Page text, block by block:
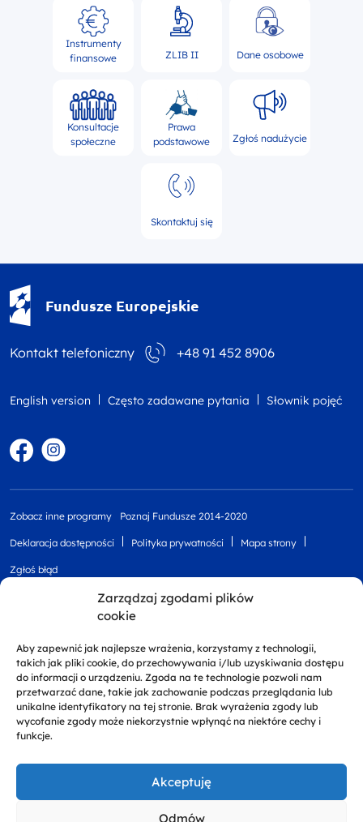
Zarządzaj zgodami plików
cookie
Aby zapewnić jak najlepsze wrażenia, korzystamy z technologii,
takich jak pliki cookie, do przechowywania i/lub uzyskiwania dostępu
do informacji o urządzeniu. Zgoda na te technologie pozwoli nam
przetwarzać dane, takie jak zachowanie podczas przeglądania lub
unikalne identyfikatory na tej stronie. Brak wyrażenia zgody lub
wycofanie zgody może niekorzystnie wpłynąć na niektóre cechy i
funkcje.
Akceptuję
Odmów
Instrumenty
finansowe
ZLIB II Dane osobowe
Konsultacje
społeczne
Prawa
podstawowe
Zgłoś nadużycie
Skontaktuj się
Fundusze Europejskie
Kontakt telefoniczny +48 91 452 8906
English version Często zadawane pytania Słownik pojęć
FacebookInstagram
Zobacz inne programy Poznaj Fundusze 2014-2020
Deklaracja dostępności Polityka prywatności Mapa strony
Zgłoś błąd
Projekt finansowany przez Unię Europejską z
Europejskiego Funduszu Rozwoju Regionalnego w
Województwa Zachodniopomorskiego 2014 - 2020